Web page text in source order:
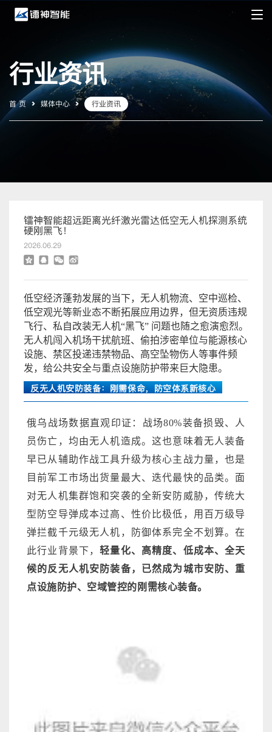
行业资讯
首 页 媒体中心 行业资讯
镭神智能超远距离光纤激光雷达低空无人机探测系统
硬刚黑飞！
2026.06.29
低空经济蓬勃发展的当下，无人机物流、空中巡检、
低空观光等新业态不断拓展应用边界，但无资质违规
飞行、私自改装无人机“黑飞” 问题也随之愈演愈烈。
无人机闯入机场干扰航班、偷拍涉密单位与能源核心
设施、禁区投递违禁物品、高空坠物伤人等事件频
发，给公共安全与重点设施防护带来巨大隐患。
反无人机安防装备：刚需保命，防空体系新核心
俄乌战场数据直观印证：战场80%装备损毁、人
员伤亡，均由无人机造成。这也意味着无人装备
早已从辅助作战工具升级为核心主战力量，也是
目前军工市场出货量最大、迭代最快的品类。面
对无人机集群饱和突袭的全新安防威胁，传统大
型防空导弹成本过高、性价比极低，用百万级导
弹拦截千元级无人机，防御体系完全不划算。在
此行业背景下，轻量化、高精度、低成本、全天
候的反无人机安防装备，已然成为城市安防、重
点设施防护、空域管控的刚需核心装备。